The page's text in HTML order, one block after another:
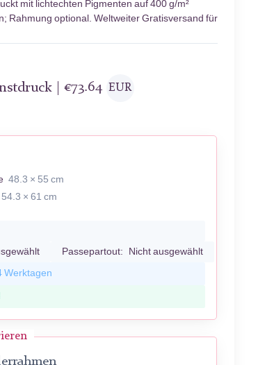
mit lichtechten Pigmenten auf 400 g/m²
Rahmung optional. Weltweiter Gratisversand für
|€73.64 EUR
48.3 × 55 cm
54.3 × 61 cm
Passepartout: Nicht ausgewählt
Werktagen